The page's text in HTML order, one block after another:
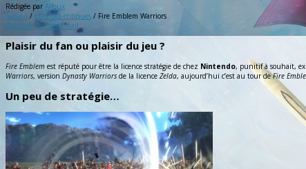
Rédigée par Alfoux
Accueil / Liste des critiques / Fire Emblem Warriors
Facebook Twitter Email
Plaisir du fan ou plaisir du jeu ?
Fire Emblem est réputé pour être la licence stratégie de chez Nintendo, punitif à souhait,
Warriors, version Dynasty Warriors de la licence Zelda, aujourd’hui c’est au tour deFire
Un peu de stratégie…